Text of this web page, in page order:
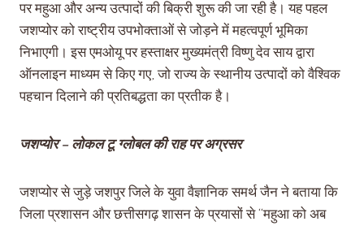
पर महुआ और अन्य उत्पादों की बिक्री शुरू की जा रही है। यह पहल
जशप्योर को राष्ट्रीय उपभोक्ताओं से जोड़ने में महत्वपूर्ण भूमिका
निभाएगी। इस एमओयू पर हस्ताक्षर मुख्यमंत्री विष्णु देव साय द्वारा
ऑनलाइन माध्यम से किए गए, जो राज्य के स्थानीय उत्पादों को वैश्विक
पहचान दिलाने की प्रतिबद्धता का प्रतीक है।
जशप्योर – लोकल टू ग्लोबल की राह पर अग्रसर
जशप्योर से जुड़े जशपुर जिले के युवा वैज्ञानिक समर्थ जैन ने बताया कि
जिला प्रशासन और छत्तीसगढ़ शासन के प्रयासों से “महुआ को अब